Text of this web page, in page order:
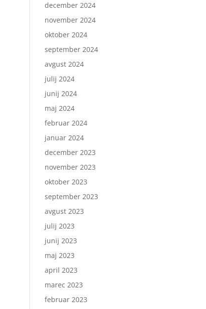
december 2024
november 2024
oktober 2024
september 2024
avgust 2024
julij 2024
junij 2024
maj 2024
februar 2024
januar 2024
december 2023
november 2023
oktober 2023
september 2023
avgust 2023
julij 2023
junij 2023
maj 2023
april 2023
marec 2023
februar 2023